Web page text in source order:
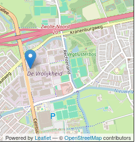
Powered byLeaflet— ©OpenStreetMapcontributors